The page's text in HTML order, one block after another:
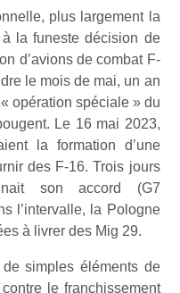
plus largement la
la funeste décision de
d’avions de combat F-
le mois de mai, un an
opération spéciale » du
Le 16 mai 2023,
la formation d’une
des F-16. Trois jours
son accord (G7
l’intervalle, la Pologne
à livrer des Mig 29.
simples éléments de
le franchissement